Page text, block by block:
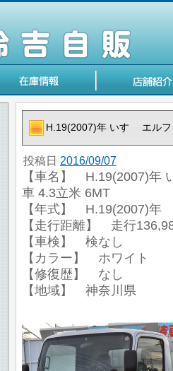
H.19(2007)年 いすゞ エル
投稿日 2016/09/07
【車名】 H.19(2007)年
車 4.3立米 6MT
【年式】 H.19(2007)年
【走行距離】 走行
【車検】 検なし
【カラー】 ホワイト
【修復歴】 なし
【地域】 神奈川県